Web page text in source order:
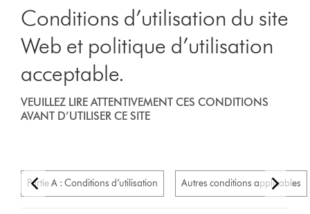
Conditions d’utilisation du site
Web et politique d’utilisation
acceptable.
VEUILLEZ LIRE ATTENTIVEMENT CES CONDITIONS
AVANT D’UTILISER CE SITE
Partie A : Conditions d’utilisation Autres conditions applicables